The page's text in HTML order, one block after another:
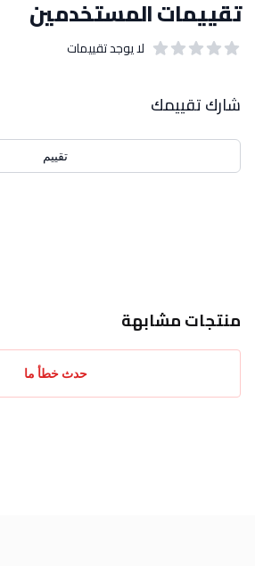
تقييمات المستخدمين
لا يوجد تقييمات
شارك تقييمك
تقييم
منتجات مشابهة
حدث خطأ ما